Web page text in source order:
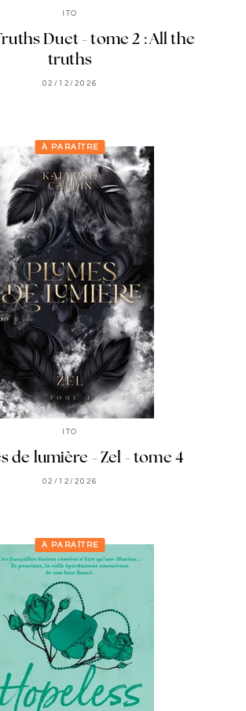
ITO
Duet - tome 2 : All the
truths
02/12/2026
À PARAÎTRE
ITO
de lumière - Zel - tome 4
02/12/2026
À PARAÎTRE